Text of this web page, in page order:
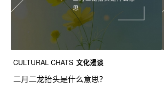
CULTURAL CHATS 文化漫谈
二月二龙抬头是什么意思？